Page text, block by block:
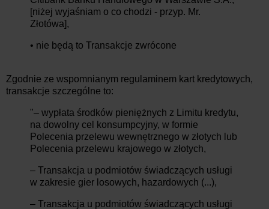
[niżej wyjaśniam o co chodzi - przyp. Mr.
Złotówa],
• nie będą to Transakcje zwrócone
Zgodnie ze wspomnianym regulaminem kart kredytowych,
transakcje szczególne to:
"– wypłata środków pieniężnych z Limitu kredytu,
na dowolny cel konsumpcyjny, w formie
Polecenia przelewu wewnętrznego w złotych lub
Polecenia przelewu krajowego w złotych,
– Transakcja u podmiotów świadczących usługi
w zakresie gier losowych, hazardowych (...),
– Transakcja u podmiotów świadczących usługi